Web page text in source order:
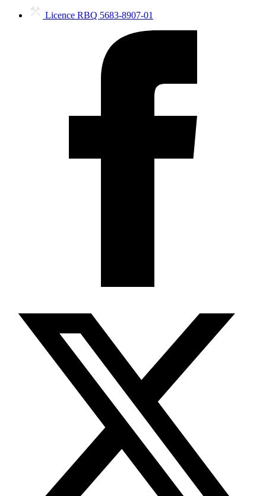
Licence RBQ 5683-8907-01